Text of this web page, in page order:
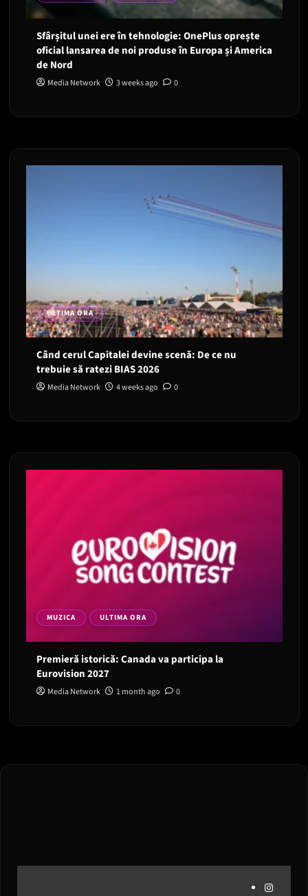
Sfârșitul unei ere în tehnologie: OnePlus oprește
oficial lansarea de noi produse în Europa și America
de Nord
Media Network 3 weeks ago 0
ULTIMA ORA
Când cerul Capitalei devine scenă: De ce nu
trebuie să ratezi BIAS 2026
Media Network 4 weeks ago 0
MUZICA ULTIMA ORA
Premieră istorică: Canada va participa la
Eurovision 2027
Media Network 1 month ago 0
Instagram